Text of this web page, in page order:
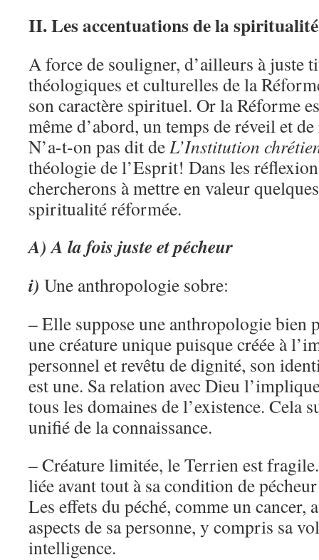
II. Les accentuations de la
A force de souligner, d’ailleurs à juste
théologiques et culturelles de la
son caractère spirituel. Or la Réforme
même d’abord, un temps de réveil et
N’a-t-on pas dit deL’Institution
théologie de l’Esprit! Dans les
chercherons à mettre en valeur
spiritualité réformée.
A) A la fois juste et pécheur
i) Une anthropologie sobre:
– Elle suppose une anthropologie bien
une créature unique puisque créée à
personnel et revêtu de dignité, son
est une. Sa relation avec Dieu
tous les domaines de l’existence. Cela
unifié de la connaissance.
– Créature limitée, le Terrien est
liée avant tout à sa condition de
Les effets du péché, comme un cancer,
aspects de sa personne, y compris sa
intelligence.